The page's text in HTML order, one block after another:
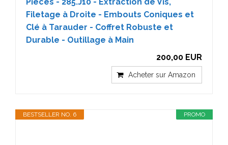
Filetage à Droite - Embouts Coniques et
Clé à Tarauder - Coffret Robuste et
Durable - Outillage à Main
200,00 EUR
Acheter sur Amazon
PROMO
BESTSELLER NO. 6